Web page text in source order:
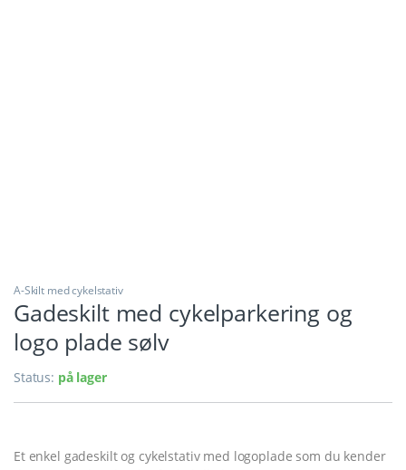
A-Skilt med cykelstativ
Gadeskilt med cykelparkering og
logo plade sølv
Status: på lager
Et enkel gadeskilt og cykelstativ med logoplade som du kender